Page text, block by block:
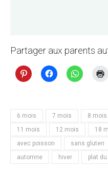
Partager aux parents
6 mois 7 mois 8 mois
11 mois
12 mois 18
avec poisson
sans gluten
automne
hiver plat